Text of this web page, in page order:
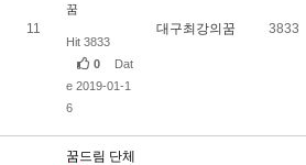
11
꿈
Hit 3833
0
Dat
e 2019-01-1
6
대구최강의꿈 3833
꿈드림 단체